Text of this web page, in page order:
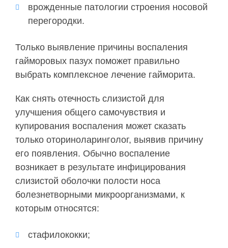
врожденные патологии строения носовой
перегородки.
Только выявление причины воспаления
гайморовых пазух поможет правильно
выбрать комплексное лечение гайморита.
Как снять отечность слизистой для
улучшения общего самочувствия и
купирования воспаления может сказать
только оториноларинголог, выявив причину
его появления. Обычно воспаление
возникает в результате инфицирования
слизистой оболочки полости носа
болезнетворными микроорганизмами, к
которым относятся:
стафилококки;